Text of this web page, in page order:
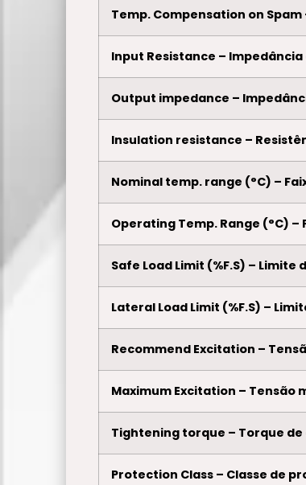
Temp. Compensation on
Input Resistance –
Output impedance –
Insulation resistance –
Nominal temp. range (°C) –
Operating Temp. Range (°C)
Safe Load Limit (%F.S) –
Lateral Load Limit (%F.S) –
Recommend Excitation –
Maximum Excitation – Tensão
Tightening torque – Torque
Protection Class – Classe de